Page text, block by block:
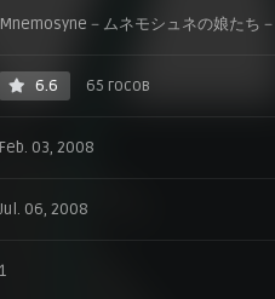
Mnemosyne－ムネモシュネの娘たち－
6.6 65 госов
Feb. 03, 2008
Jul. 06, 2008
1